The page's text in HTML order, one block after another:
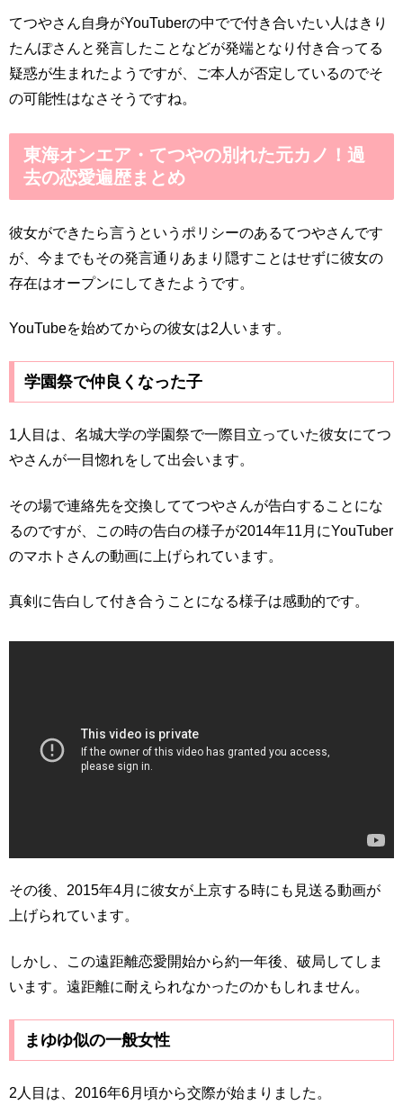
てつやさん自身がYouTuberの中でで付き合いたい人はきり
たんぽさんと発言したことなどが発端となり付き合ってる
疑惑が生まれたようですが、ご本人が否定しているのでそ
の可能性はなさそうですね。
東海オンエア・てつやの別れた元カノ！過
去の恋愛遍歴まとめ
彼女ができたら言うというポリシーのあるてつやさんです
が、今までもその発言通りあまり隠すことはせずに彼女の
存在はオープンにしてきたようです。
YouTubeを始めてからの彼女は2人います。
学園祭で仲良くなった子
1人目は、名城大学の学園祭で一際目立っていた彼女にてつ
やさんが一目惚れをして出会います。
その場で連絡先を交換しててつやさんが告白することにな
るのですが、この時の告白の様子が2014年11月にYouTuber
のマホトさんの動画に上げられています。
真剣に告白して付き合うことになる様子は感動的です。
その後、2015年4月に彼女が上京する時にも見送る動画が
上げられています。
しかし、この遠距離恋愛開始から約一年後、破局してしま
います。遠距離に耐えられなかったのかもしれません。
まゆゆ似の一般女性
2人目は、2016年6月頃から交際が始まりました。